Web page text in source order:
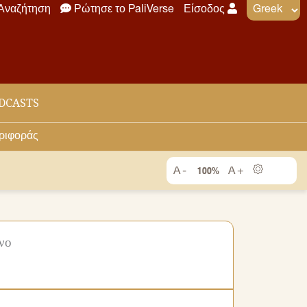
Ρώτησε το PaliVerse Είσοδος
100%